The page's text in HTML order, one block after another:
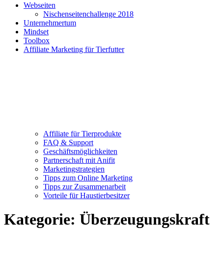
Webseiten
Nischenseitenchallenge 2018
Unternehmertum
Mindset
Toolbox
Affiliate Marketing für Tierfutter
Affiliate für Tierprodukte
FAQ & Support
Geschäftsmöglichkeiten
Partnerschaft mit Anifit
Marketingstrategien
Tipps zum Online Marketing
Tipps zur Zusammenarbeit
Vorteile für Haustierbesitzer
Kategorie: Überzeugungskraft